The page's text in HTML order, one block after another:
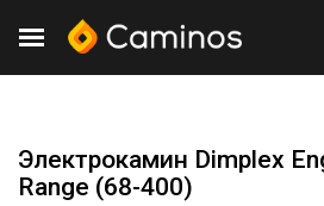
Электрокамин Dimplex
Range (68-400)